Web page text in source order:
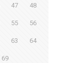
47 48
55 56
63 64
69